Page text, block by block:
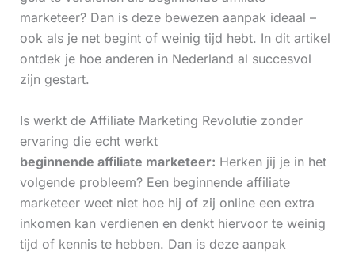
marketeer? Dan is deze bewezen aanpak ideaal –
ook als je net begint of weinig tijd hebt. In dit artikel
ontdek je hoe anderen in Nederland al succesvol
zijn gestart.
Is werkt de Affiliate Marketing Revolutie zonder
ervaring die echt werkt
beginnende affiliate marketeer: Herken jij je in het
volgende probleem? Een beginnende affiliate
marketeer weet niet hoe hij of zij online een extra
inkomen kan verdienen en denkt hiervoor te weinig
tijd of kennis te hebben. Dan is deze aanpak